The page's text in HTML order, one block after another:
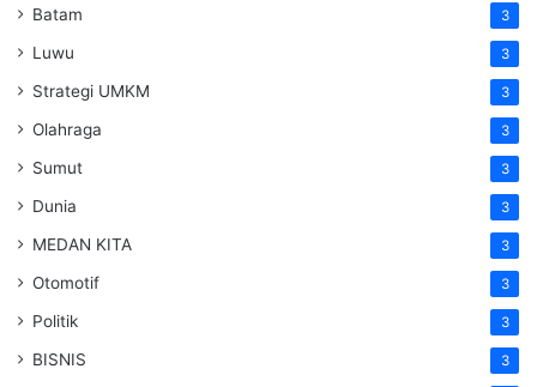
Batam 3
Luwu 3
Strategi UMKM 3
Olahraga 3
Sumut 3
Dunia 3
MEDAN KITA 3
Otomotif 3
Politik 3
BISNIS 3